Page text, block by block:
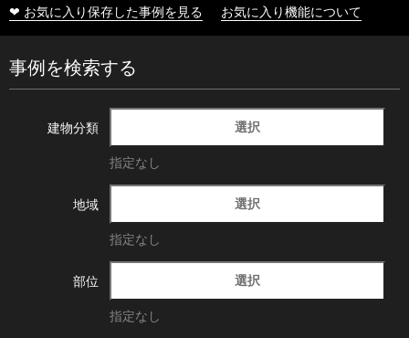
❤ お気に入り保存した事例を見る お気に入り機能について
事例を検索する
建物分類 選択
指定なし
地域 選択
指定なし
部位 選択
指定なし